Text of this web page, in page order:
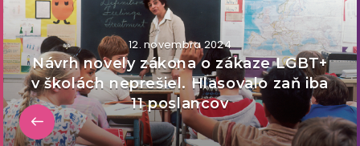
12. novembra 2024
Návrh novely zákona o zákaze LGBT+
v školách neprešiel. Hlasovalo zaň iba
11 poslancov